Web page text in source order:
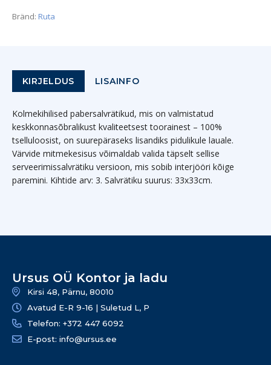
Bränd: Ruta
KIRJELDUS LISAINFO
Kolmekihilised pabersalvrätikud, mis on valmistatud
keskkonnasõbralikust kvaliteetsest toorainest – 100%
tselluloosist, on suurepäraseks lisandiks pidulikule lauale.
Värvide mitmekesisus võimaldab valida täpselt sellise
serveerimissalvrätiku versioon, mis sobib interjööri kõige
paremini. Kihtide arv: 3. Salvrätiku suurus: 33x33cm.
Ursus OÜ Kontor ja ladu
Kirsi 48, Pärnu, 80010
Avatud E-R 9-16 | Suletud L, P
Telefon: +372 447 6092
E-post: info@ursus.ee